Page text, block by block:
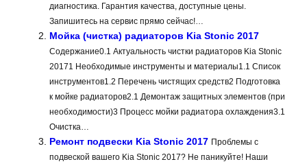
диагностика. Гарантия качества, доступные цены.
Запишитесь на сервис прямо сейчас!…
Мойка (чистка) радиаторов Kia Stonic 2017
Содержание0.1 Актуальность чистки радиаторов Kia Stonic
20171 Необходимые инструменты и материалы1.1 Список
инструментов1.2 Перечень чистящих средств2 Подготовка
к мойке радиаторов2.1 Демонтаж защитных элементов (при
необходимости)3 Процесс мойки радиатора охлаждения3.1
Очистка…
Ремонт подвески Kia Stonic 2017 Проблемы с
подвеской вашего Kia Stonic 2017? Не паникуйте! Наши